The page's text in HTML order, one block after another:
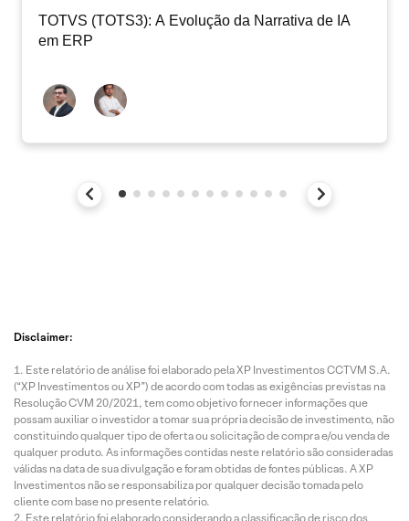
TOTVS (TOTS3): A Evolução da Narrativa de IA
em ERP
Disclaimer:
Este relatório de análise foi elaborado pela XP Investimentos CCTVM S.A.
(“XP Investimentos ou XP”) de acordo com todas as exigências previstas na
Resolução CVM 20/2021, tem como objetivo fornecer informações que
possam auxiliar o investidor a tomar sua própria decisão de investimento, não
constituindo qualquer tipo de oferta ou solicitação de compra e/ou venda de
qualquer produto. As informações contidas neste relatório são consideradas
válidas na data de sua divulgação e foram obtidas de fontes públicas. A XP
Investimentos não se responsabiliza por qualquer decisão tomada pelo
cliente com base no presente relatório.
Este relatório foi elaborado considerando a classificação de risco dos